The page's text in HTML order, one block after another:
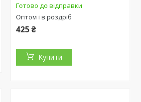
Готово до відправки
Оптом і в роздріб
425 ₴
Купити